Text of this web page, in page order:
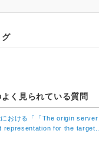
グ
く見られている質問
おける「「The origin
representation for the